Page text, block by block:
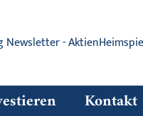
Newsletter -
Kontakt